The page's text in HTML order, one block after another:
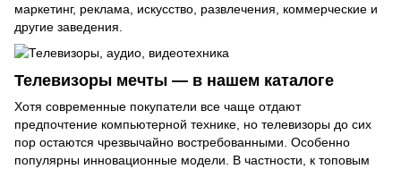
маркетинг, реклама, искусство, развлечения, коммерческие и
другие заведения.
Телевизоры мечты — в нашем каталоге
Хотя современные покупатели все чаще отдают
предпочтение компьютерной технике, но телевизоры до сих
пор остаются чрезвычайно востребованными. Особенно
популярны инновационные модели. В частности, к топовым